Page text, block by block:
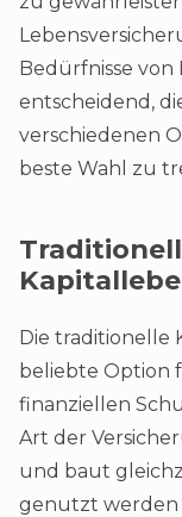
Bedürfnisse von
entscheidend,
verschiedenen
beste Wahl zu
Die traditionelle
beliebte Option
finanziellen
Art der
und baut
genutzt werden